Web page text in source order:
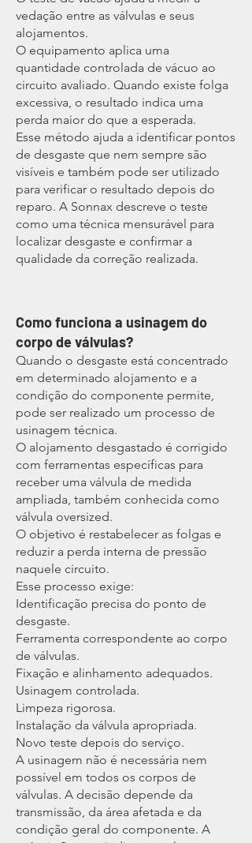
vedação entre as válvulas e seus
alojamentos.
O equipamento aplica uma
quantidade controlada de vácuo ao
circuito avaliado. Quando existe folga
excessiva, o resultado indica uma
perda maior do que a esperada.
Esse método ajuda a identificar pontos
de desgaste que nem sempre são
visíveis e também pode ser utilizado
para verificar o resultado depois do
reparo. A Sonnax descreve o teste
como uma técnica mensurável para
localizar desgaste e confirmar a
qualidade da correção realizada.
Como funciona a usinagem do
corpo de válvulas?
Quando o desgaste está concentrado
em determinado alojamento e a
condição do componente permite,
pode ser realizado um processo de
usinagem técnica.
O alojamento desgastado é corrigido
com ferramentas específicas para
receber uma válvula de medida
ampliada, também conhecida como
válvula oversized.
O objetivo é restabelecer as folgas e
reduzir a perda interna de pressão
naquele circuito.
Esse processo exige:
Identificação precisa do ponto de
desgaste.
Ferramenta correspondente ao corpo
de válvulas.
Fixação e alinhamento adequados.
Usinagem controlada.
Limpeza rigorosa.
Instalação da válvula apropriada.
Novo teste depois do serviço.
A usinagem não é necessária nem
possível em todos os corpos de
válvulas. A decisão depende da
transmissão, da área afetada e da
condição geral do componente. A